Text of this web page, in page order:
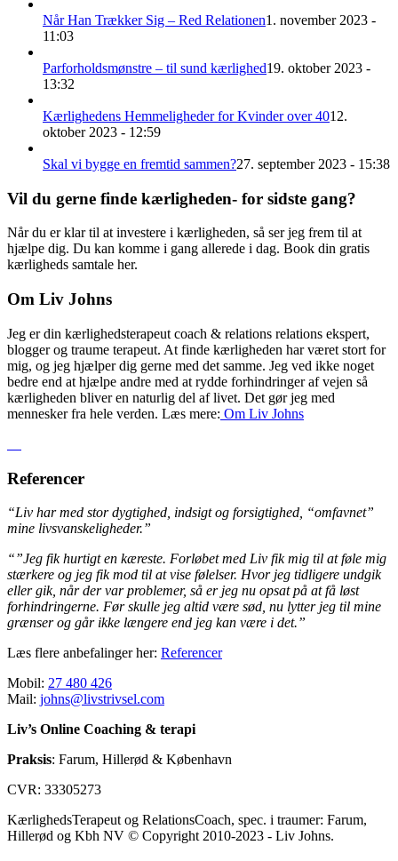
Når Han Trækker Sig – Red Relationen1. november 2023 -
11:03
Parforholdsmønstre – til sund kærlighed19. oktober 2023 -
13:32
Kærlighedens Hemmeligheder for Kvinder over 4012.
oktober 2023 - 12:59
Skal vi bygge en fremtid sammen?27. september 2023 - 15:38
Vil du gerne finde kærligheden- for sidste gang?
Når du er klar til at investere i kærligheden, så ser jeg frem til at
hjælpe dig. Du kan komme i gang allerede i dag. Book din gratis
kærligheds samtale her.
Om Liv Johns
Jeg er din kærlighedsterapeut coach & relations relations ekspert,
blogger og traume terapeut. At finde kærligheden har været stort for
mig, og jeg hjælper dig gerne med det samme. Jeg ved ikke noget
bedre end at hjælpe andre med at rydde forhindringer af vejen så
kærligheden bliver en naturlig del af livet. Det gør jeg med
mennesker fra hele verden. Læs mere: Om Liv Johns
Referencer
“Liv har med stor dygtighed, indsigt og forsigtighed, “omfavnet”
mine livsvanskeligheder.”
“”Jeg fik hurtigt en kæreste. Forløbet med Liv fik mig til at føle mig
stærkere og jeg fik mod til at vise følelser. Hvor jeg tidligere undgik
eller gik, når der var problemer, så er jeg nu opsat på at få løst
forhindringerne. Før skulle jeg altid være sød, nu lytter jeg til mine
grænser og går ikke længere end jeg kan være i det.”
Læs flere anbefalinger her: Referencer
Mobil: 27 480 426
Mail: johns@livstrivsel.com
Liv’s Online Coaching & terapi
Praksis: Farum, Hillerød & København
CVR: 33305273
KærlighedsTerapeut og RelationsCoach, spec. i traumer: Farum,
Hillerød og Kbh NV © Copyright 2010-2023 - Liv Johns.